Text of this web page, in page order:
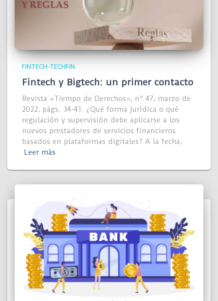
FINTECH-TECHFIN
Fintech y Bigtech: un primer contacto
Revista «Tiempo de Derechos», nº 47, marzo de
2022, págs. 34-41. ¿Qué forma jurídica o qué
regulación y supervisión debe aplicarse a los
nuevos prestadores de servicios financieros
basados en plataformas digitales? A la fecha,
Leer más